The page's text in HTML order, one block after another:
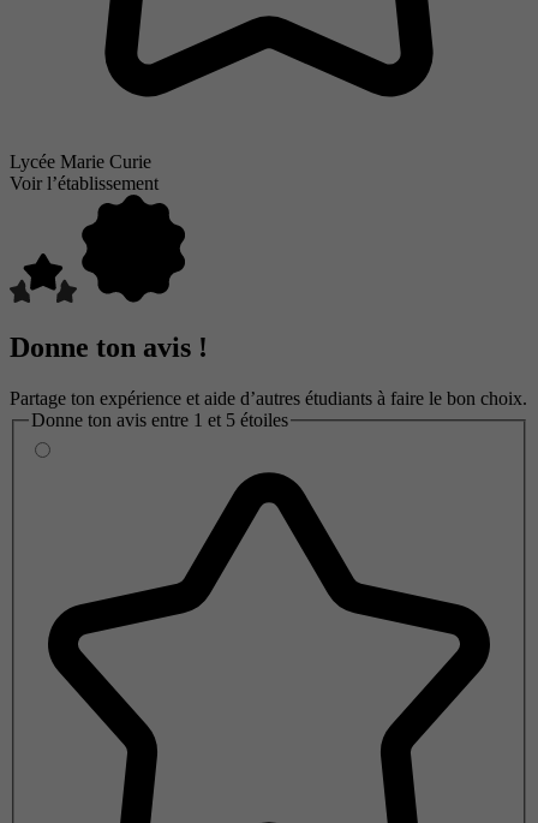
Lycée Marie Curie
Voir l’établissement
Donne ton avis !
Partage ton expérience et aide d’autres étudiants à faire le bon choix.
Donne ton avis entre 1 et 5 étoiles